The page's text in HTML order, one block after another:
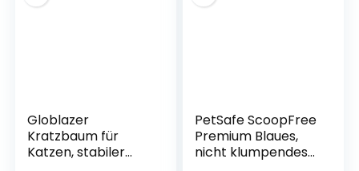
Globlazer
Kratzbaum für
Katzen, stabiler
PetSafe ScoopFree
Premium Blaues,
nicht klumpendes